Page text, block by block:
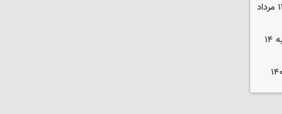
قیمت گوشی سامسونگ و آیفون چهارشنبه ۱۴ مرداد
قیمت محصولات ایران‌خودرو و سایپا چهارشنبه ۱۴